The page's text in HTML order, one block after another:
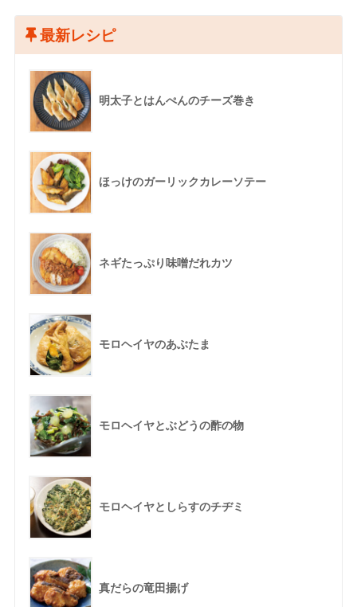
最新レシピ
明太子とはんぺんのチーズ巻き
ほっけのガーリックカレーソテー
ネギたっぷり味噌だれカツ
モロヘイヤのあぶたま
モロヘイヤとぶどうの酢の物
モロヘイヤとしらすのチヂミ
真だらの竜田揚げ